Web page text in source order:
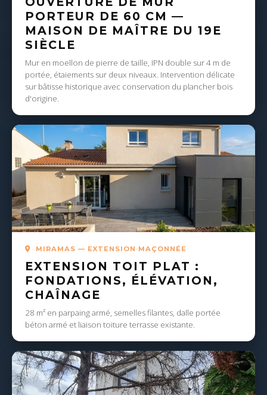
PORTEUR DE 60 CM —
MAISON DE MAÎTRE DU 19E
SIÈCLE
Mur en moellon de pierre de taille, IPN double sur 4 m de
portée, étaiements sur deux niveaux. Intervention délicate
sur bâtisse historique avec conservation du plancher bois
d'origine.
MIRAMAS — EXTENSION MAÇONNÉE
EXTENSION TOIT PLAT :
FONDATIONS, ÉLÉVATION,
CHAÎNAGE
28 m² en parpaing armé, semelles filantes, dalle portée
béton armé et liaison toiture terrasse existante.